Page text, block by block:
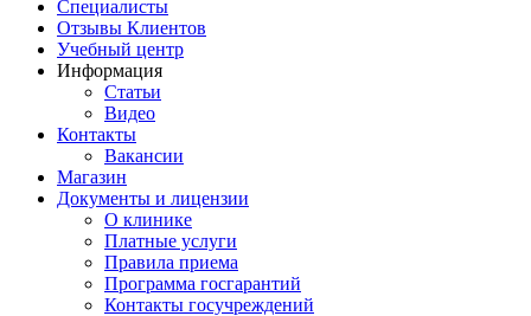
Специалисты
Отзывы Клиентов
Учебный центр
Информация
Статьи
Видео
Контакты
Вакансии
Магазин
Документы и лицензии
О клинике
Платные услуги
Правила приема
Программа госгарантий
Контакты госучреждений